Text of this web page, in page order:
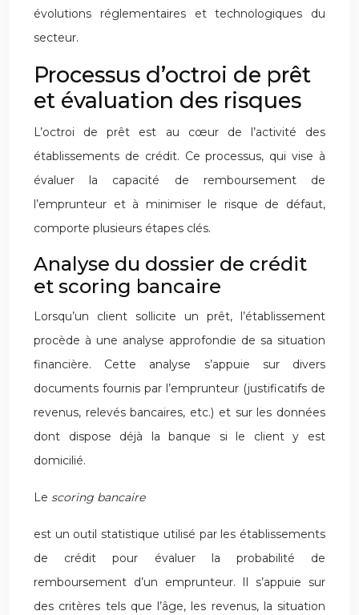
évolutions réglementaires et technologiques du
secteur.
Processus d’octroi de prêt
et évaluation des risques
L’octroi de prêt est au cœur de l’activité des
établissements de crédit. Ce processus, qui vise à
évaluer la capacité de remboursement de
l’emprunteur et à minimiser le risque de défaut,
comporte plusieurs étapes clés.
Analyse du dossier de crédit
et scoring bancaire
Lorsqu’un client sollicite un prêt, l’établissement
procède à une analyse approfondie de sa situation
financière. Cette analyse s’appuie sur divers
documents fournis par l’emprunteur (justificatifs de
revenus, relevés bancaires, etc.) et sur les données
dont dispose déjà la banque si le client y est
domicilié.
Le scoring bancaire
est un outil statistique utilisé par les établissements
de crédit pour évaluer la probabilité de
remboursement d’un emprunteur. Il s’appuie sur
des critères tels que l’âge, les revenus, la situation